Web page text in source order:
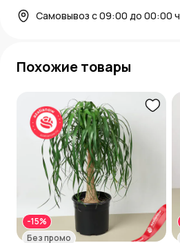
Самовывоз с 09:00 до 00:00 ч
Похожие товары
-15%
Без промо